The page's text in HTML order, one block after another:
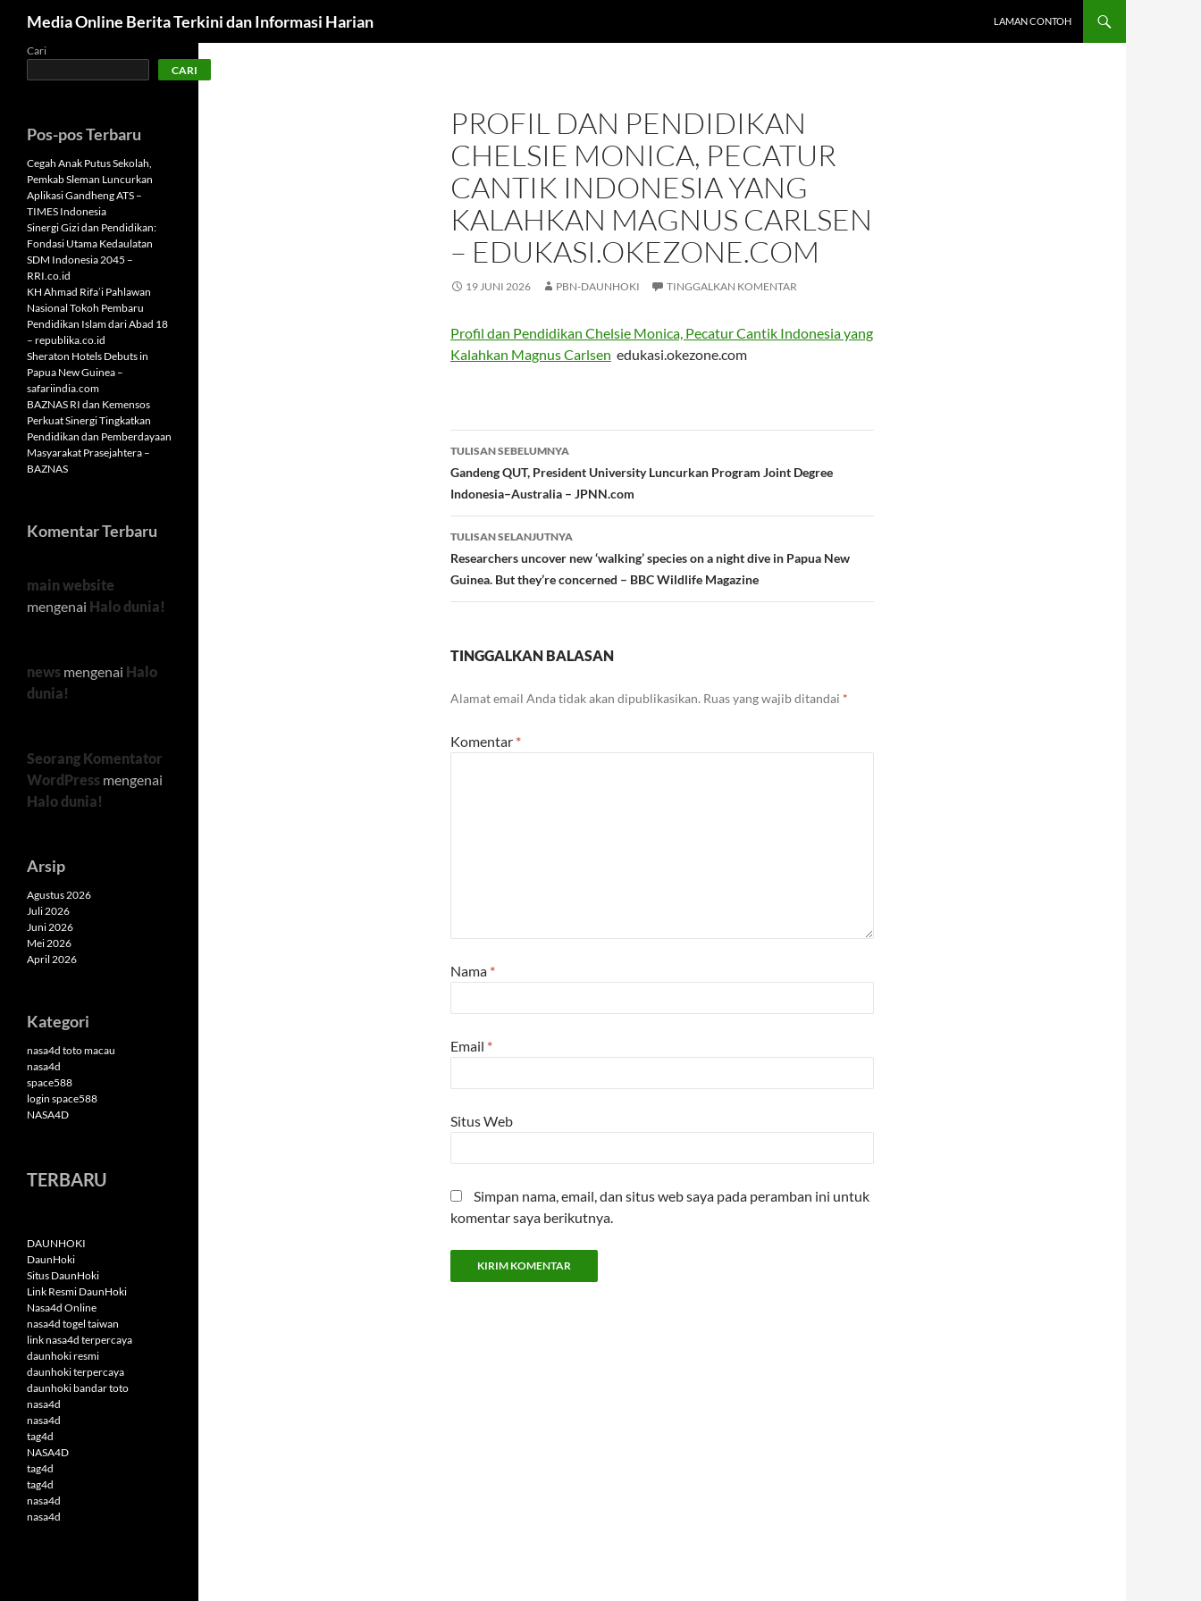
Langsung
Media Online Berita Terkini dan Informasi Harian LAMAN CONTOH
PROFIL DAN PENDIDIKAN
CHELSIE MONICA, PECATUR
CANTIK INDONESIA YANG
KALAHKAN MAGNUS CARLSEN
– EDUKASI.OKEZONE.COM
19 JUNI 2026 PBN-DAUNHOKI TINGGALKAN KOMENTAR
Profil dan Pendidikan Chelsie Monica, Pecatur Cantik Indonesia yang
Kalahkan Magnus Carlsen edukasi.okezone.com
Navigasi
Tulisan
TULISAN SEBELUMNYA
Gandeng QUT, President University Luncurkan Program Joint Degree
Indonesia–Australia – JPNN.com
TULISAN SELANJUTNYA
Researchers uncover new ‘walking’ species on a night dive in Papua New
Guinea. But they’re concerned – BBC Wildlife Magazine
TINGGALKAN BALASAN
Alamat email Anda tidak akan dipublikasikan. Ruas yang wajib ditandai *
Komentar *
Nama *
Email *
Situs Web
Simpan nama, email, dan situs web saya pada peramban ini untuk
komentar saya berikutnya.
Cari
CARI
Pos-pos Terbaru
Cegah Anak Putus Sekolah,
Pemkab Sleman Luncurkan
Aplikasi Gandheng ATS –
TIMES Indonesia
Sinergi Gizi dan Pendidikan:
Fondasi Utama Kedaulatan
SDM Indonesia 2045 –
RRI.co.id
KH Ahmad Rifa’i Pahlawan
Nasional Tokoh Pembaru
Pendidikan Islam dari Abad 18
– republika.co.id
Sheraton Hotels Debuts in
Papua New Guinea –
safariindia.com
BAZNAS RI dan Kemensos
Perkuat Sinergi Tingkatkan
Pendidikan dan Pemberdayaan
Masyarakat Prasejahtera –
BAZNAS
Komentar Terbaru
main website
mengenai Halo dunia!
news mengenai Halo
dunia!
Seorang Komentator
WordPress mengenai
Halo dunia!
Arsip
Agustus 2026
Juli 2026
Juni 2026
Mei 2026
April 2026
Kategori
nasa4d toto macau
nasa4d
space588
login space588
NASA4D
TERBARU
DAUNHOKI
DaunHoki
Situs DaunHoki
Link Resmi DaunHoki
Nasa4d Online
nasa4d togel taiwan
link nasa4d terpercaya
daunhoki resmi
daunhoki terpercaya
daunhoki bandar toto
nasa4d
nasa4d
tag4d
NASA4D
tag4d
tag4d
nasa4d
nasa4d